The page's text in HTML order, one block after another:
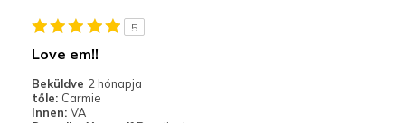
Travel
Width
Sizing
5
Love em!!
Beküldve 2 hónapja
tőle: Carmie
Innen: VA